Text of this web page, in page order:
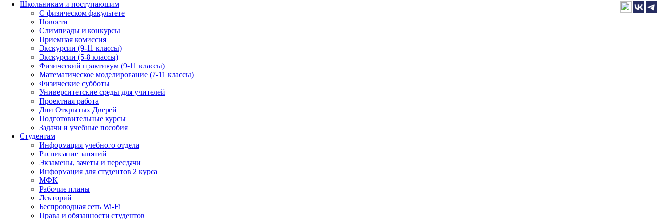
Школьникам и поступающим
О физическом факультете
Новости
Олимпиады и конкурсы
Приемная комиссия
Экскурсии (9-11 классы)
Экскурсии (5-8 классы)
Физический практикум (9-11 классы)
Математическое моделирование (7-11 классы)
Физические субботы
Университетские среды для учителей
Проектная работа
Дни Открытых Дверей
Подготовительные курсы
Задачи и учебные пособия
Студентам
Информация учебного отдела
Расписание занятий
Экзамены, зачеты и пересдачи
Информация для студентов 2 курса
МФК
Рабочие планы
Лекторий
Беспроводная сеть Wi-Fi
Права и обязанности студентов